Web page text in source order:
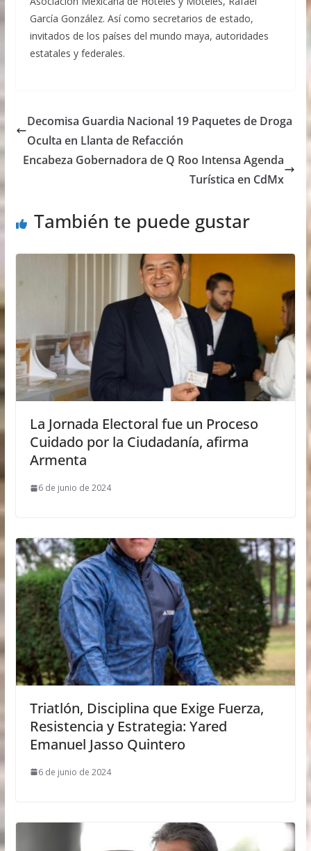
García González. Así como secretarios de estado,
invitados de los países del mundo maya, autoridades
estatales y federales.
Decomisa Guardia Nacional 19 Paquetes de Droga
Oculta en Llanta de Refacción
Encabeza Gobernadora de Q Roo Intensa Agenda
Turística en CdMx
También te puede gustar
La Jornada Electoral fue un Proceso
Cuidado por la Ciudadanía, afirma
Armenta
6 de junio de 2024
Triatlón, Disciplina que Exige Fuerza,
Resistencia y Estrategia: Yared
Emanuel Jasso Quintero
6 de junio de 2024